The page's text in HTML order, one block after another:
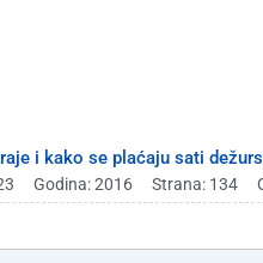
i kako se plaćaju sati
Godina: 2016 Strana: 134